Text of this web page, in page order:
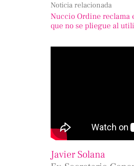
Noticia relacionada
Nuccio Ordine reclama
que no se pliegue al
Javier Solana